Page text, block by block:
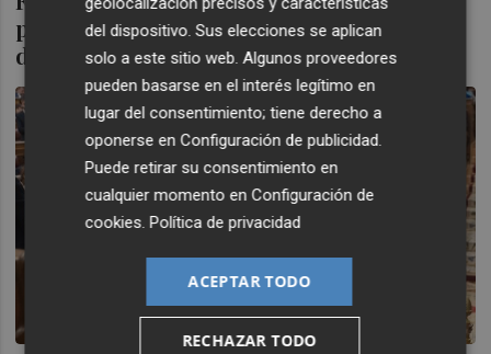
política", de haber comprado los apoyos y
de no tener límites
del dispositivo. Sus elecciones se aplican
solo a este sitio web. Algunos proveedores
pueden basarse en el interés legítimo en
lugar del consentimiento; tiene derecho a
oponerse enConfiguración de publicidad.
Puede retirar su consentimiento en
cualquier momento enConfiguración de
cookies.Política de privacidad
ACEPTAR TODO
RECHAZAR TODO